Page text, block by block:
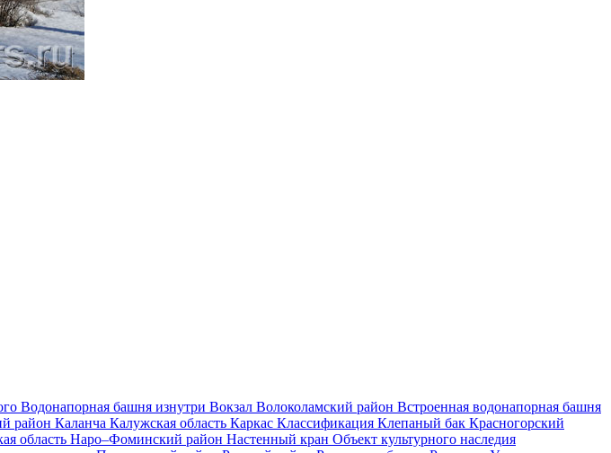
Водонапорная башня изнутри Вокзал Волоколамский район Встроенная водонапорная башня
район Каланча Калужская область Каркас Классификация Клепаный бак Красногорский
область Наро–Фоминский район Настенный кран Объект культурного наследия